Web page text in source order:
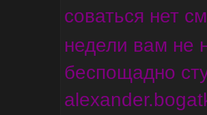
соваться нет
недели вам не
беспощадно